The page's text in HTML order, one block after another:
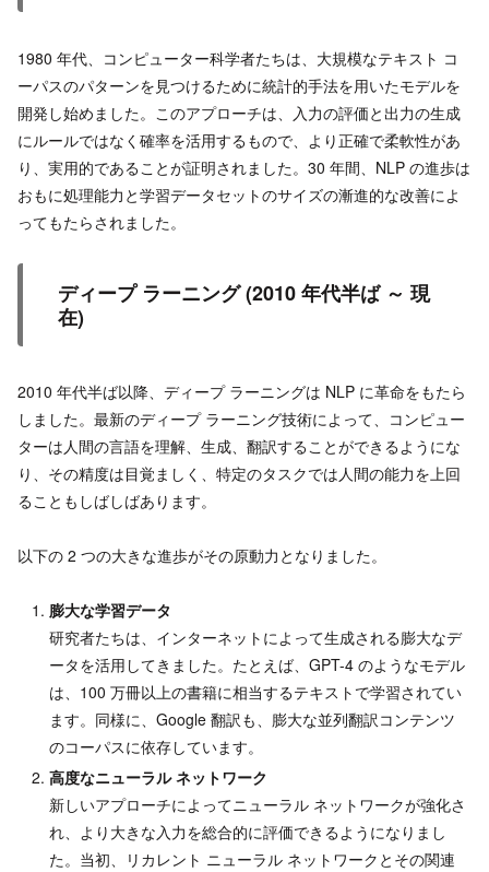
1980 年代、コンピューター科学者たちは、大規模なテキスト コ
ーパスのパターンを見つけるために統計的手法を用いたモデルを
開発し始めました。このアプローチは、入力の評価と出力の生成
にルールではなく確率を活用するもので、より正確で柔軟性があ
り、実用的であることが証明されました。30 年間、NLP の進歩は
おもに処理能力と学習データセットのサイズの漸進的な改善によ
ってもたらされました。
ディープ ラーニング (2010 年代半ば ～ 現
在)
2010 年代半ば以降、ディープ ラーニングは NLP に革命をもたら
しました。最新のディープ ラーニング技術によって、コンピュー
ターは人間の言語を理解、生成、翻訳することができるようにな
り、その精度は目覚ましく、特定のタスクでは人間の能力を上回
ることもしばしばあります。
以下の 2 つの大きな進歩がその原動力となりました。
膨大な学習データ
研究者たちは、インターネットによって生成される膨大なデ
ータを活用してきました。たとえば、GPT-4 のようなモデル
は、100 万冊以上の書籍に相当するテキストで学習されてい
ます。同様に、Google 翻訳も、膨大な並列翻訳コンテンツ
のコーパスに依存しています。
高度なニューラル ネットワーク
新しいアプローチによってニューラル ネットワークが強化さ
れ、より大きな入力を総合的に評価できるようになりまし
た。当初、リカレント ニューラル ネットワークとその関連